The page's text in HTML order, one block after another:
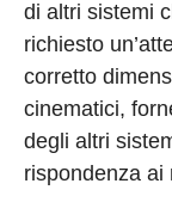
di altri sistemi
richiesto
corretto
cinematici,
degli altri
rispondenza ai